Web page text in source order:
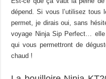
dépend. Si vous l’utilisez tous
permet, je dirais oui, sans
voyage Ninja Sip Perfect…
qui vous permettront de
chaud !